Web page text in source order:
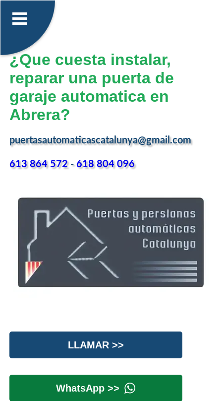
¿Que cuesta instalar,
reparar una puerta de
garaje automatica en
Abrera?
puertasautomaticascatalunya@gmail.com
613 864 572-618 804 096
LLAMAR >>
WhatsApp >>